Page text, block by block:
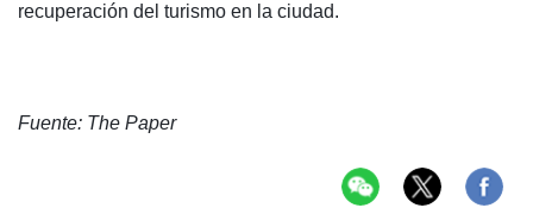
recuperación del turismo en la ciudad.
Fuente: The Paper